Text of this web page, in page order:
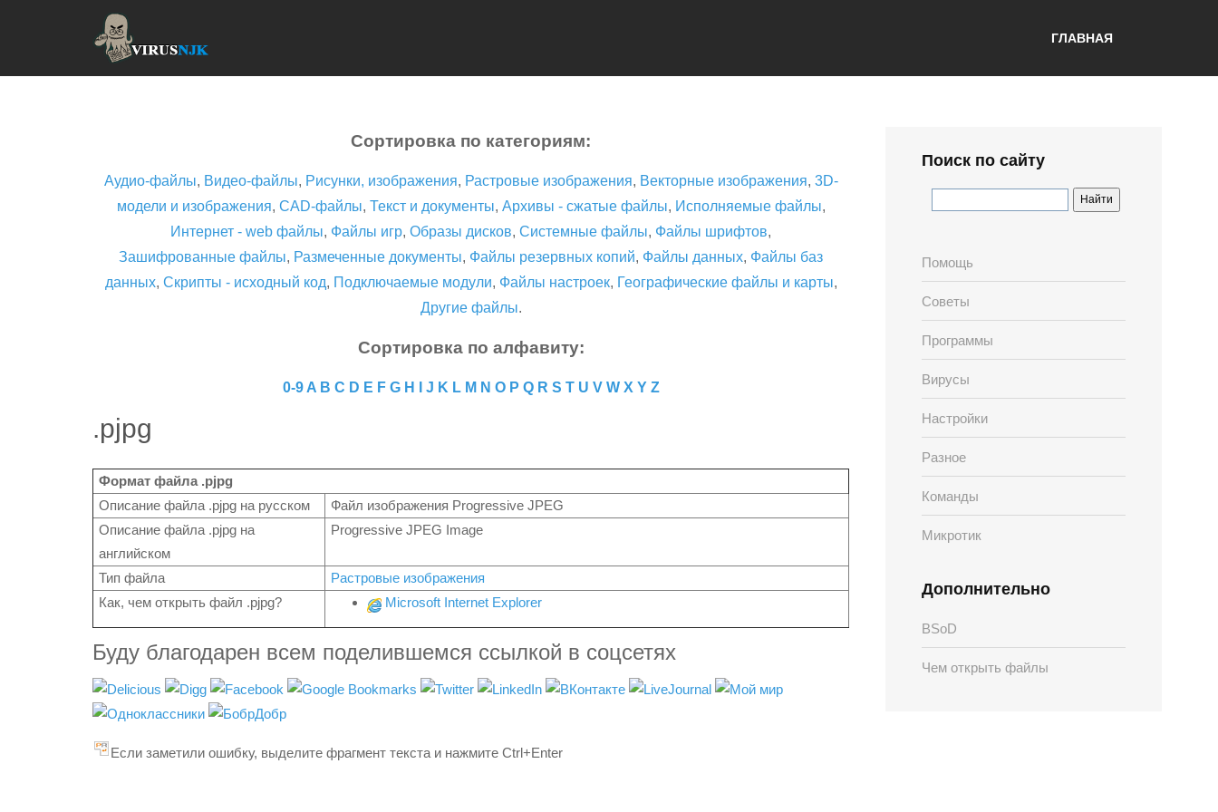
ГЛАВНАЯ
Сортировка по категориям:
Аудио-файлы, Видео-файлы, Рисунки, изображения, Растровые изображения, Векторные изображения, 3D-
модели и изображения, CAD-файлы, Текст и документы, Архивы - сжатые файлы, Исполняемые файлы,
Интернет - web файлы, Файлы игр, Образы дисков, Системные файлы, Файлы шрифтов,
Зашифрованные файлы, Размеченные документы, Файлы резервных копий, Файлы данных, Файлы баз
данных, Скрипты - исходный код, Подключаемые модули, Файлы настроек, Географические файлы и карты,
Другие файлы.
Сортировка по алфавиту:
0-9 A B C D E F G H J K L M N O P Q R S T U V W X Y Z
.pjpg
Формат файла .pjpg
Описание файла .pjpg на русском
Файл изображения Progressive JPEG
Описание файла .pjpg на
английском
Progressive JPEG Image
Тип файла
Растровые изображения
Как, чем открыть файл .pjpg?
Microsoft Internet Explorer
Буду благодарен всем поделившемся ссылкой в соцсетях
Если заметили ошибку, выделите фрагмент текста и нажмите Ctrl+Enter
Поиск по сайту
Помощь
Советы
Программы
Вирусы
Настройки
Разное
Команды
Микротик
Дополнительно
BSoD
Чем открыть файлы